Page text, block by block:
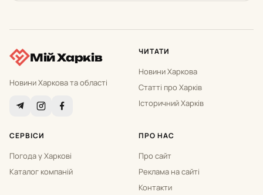
Мій Харків
Новини Харкова та області
ЧИТАТИ
Новини Харкова
Статті про Харків
Історичний Харків
СЕРВІСИ
Погода у Харкові
Каталог компаній
ПРО НАС
Про сайт
Реклама на сайті
Контакти